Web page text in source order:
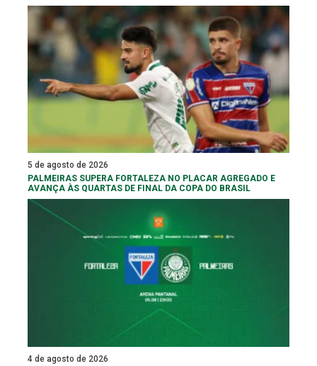
5 de agosto de 2026
PALMEIRAS SUPERA FORTALEZA NO PLACAR AGREGADO E
AVANÇA ÀS QUARTAS DE FINAL DA COPA DO BRASIL
4 de agosto de 2026